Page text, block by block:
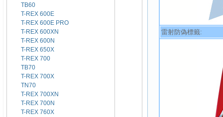
TB60
T-REX 600E
T-REX 600E PRO
T-REX 600XN
T-REX 600N
T-REX 650X
T-REX 700
TB70
T-REX 700X
TN70
T-REX 700XN
T-REX 700N
T-REX 760X
雷射防偽標籤: